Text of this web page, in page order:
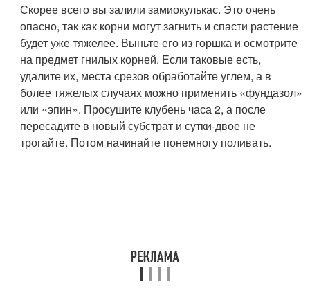
Скорее всего вы залили замиокулькас. Это очень
опасно, так как корни могут загнить и спасти растение
будет уже тяжелее. Выньте его из горшка и осмотрите
на предмет гнилых корней. Если таковые есть,
удалите их, места срезов обработайте углем, а в
более тяжелых случаях можно применить «фундазол»
или «эпин». Просушите клубень часа 2, а после
пересадите в новый субстрат и сутки-двое не
трогайте. Потом начинайте понемногу поливать.